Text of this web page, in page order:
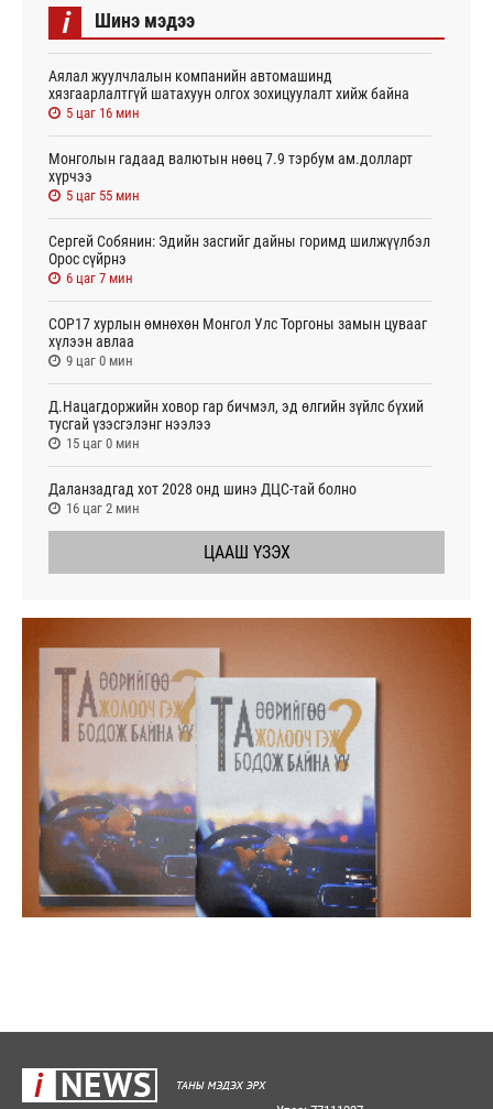
i Шинэ мэдээ
Аялал жуулчлалын компанийн автомашинд
хязгаарлалтгүй шатахуун олгох зохицуулалт хийж байна
5 цаг 16 мин
Монголын гадаад валютын нөөц 7.9 тэрбум ам.долларт
хүрчээ
5 цаг 55 мин
Сергей Собянин: Эдийн засгийг дайны горимд шилжүүлбэл
Орос сүйрнэ
6 цаг 7 мин
COP17 хурлын өмнөхөн Монгол Улс Торгоны замын цувааг
хүлээн авлаа
9 цаг 0 мин
Д.Нацагдоржийн ховор гар бичмэл, эд өлгийн зүйлс бүхий
тусгай үзэсгэлэнг нээлээ
15 цаг 0 мин
Даланзадгад хот 2028 онд шинэ ДЦС-тай болно
16 цаг 2 мин
ЦААШ ҮЗЭХ